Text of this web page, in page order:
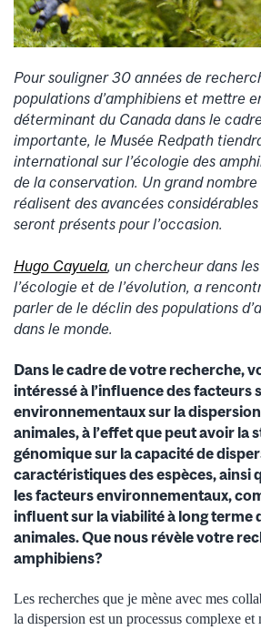
Pour souligner 30 années de
populations d’amphibiens et mettre
déterminant du Canada dans le
importante, le Musée Redpath
international sur l’écologie des
de la conservation. Un grand
réalisent des avancées
seront présents pour l’occasion.
Hugo Cayuela, un chercheur dans
l’écologie et de l’évolution, a
parler de le déclin des populations
dans le monde.
Dans le cadre de votre recherche,
intéressé à l’influence des facteurs
environnementaux sur la
animales, à l’effet que peut avoir la
génomique sur la capacité de
caractéristiques des espèces, ainsi
les facteurs environnementaux,
influent sur la viabilité à long terme
animales. Que nous révèle votre
amphibiens?
Les recherches que je mène avec mes
la dispersion est un processus complexe